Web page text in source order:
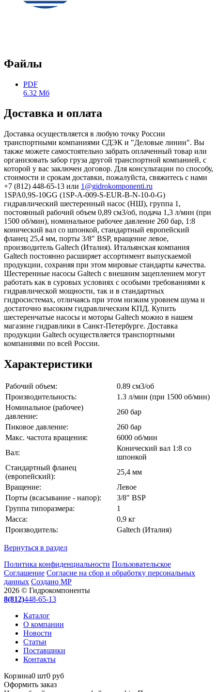
Файлы
PDF
6.32 Мб
Доставка и оплата
Доставка осуществляется в любую точку России
транспортными компаниями СДЭК и "Деловые линии". Вы
также можете самостоятельно забрать оплаченный товар или
организовать забор груза другой транспортной компанией, с
которой у вас заключен договор. Для консультации по способу,
стоимости и срокам доставки, пожалуйста, свяжитесь с нами
+7 (812) 448-65-13 или 1@gidrokomponenti.ru
1SPA0,9S-10GG (1SP-A-009-S-EUR-B-N-10-0-G)
гидравлический шестеренный насос (НШ), группа 1,
постоянный рабочий объем 0,89 см3/об, подача 1,3 л/мин (при
1500 об/мин), номинальное рабочее давление 260 бар, 1:8
конический вал со шпонкой, стандартный европейский
фланец 25,4 мм, порты 3/8" BSP, вращение левое,
производитель Galtech (Италия). Итальянская компания
Galtech постоянно расширяет ассортимент выпускаемой
продукции, сохраняя при этом мировые стандарты качества.
Шестеренные насосы Galtech с внешним зацеплением могут
работать как в суровых условиях с особыми требованиями к
гидравлической мощности, так и в стандартных
гидросистемах, отличаясь при этом низким уровнем шума и
достаточно высоким гидравлическим КПД. Купить
шестеренчатые насосы и моторы Galtech можно в нашем
магазине гидравлики в Санкт-Петербурге. Доставка
продукции Galtech осуществляется транспортными
компаниями по всей России.
Характеристики
Рабочий объем:
0.89 см3/об
Производительность:
1.3 л/мин (при 1500 об/мин)
Номинальное (рабочее)
давление:
260 бар
Пиковое давление:
260 бар
Макс. частота вращения:
6000 об/мин
Вал:
Конический вал 1:8 со
шпонкой
Стандартный фланец
(европейский):
25,4 мм
Вращение:
Левое
Порты (всасывание - напор):
3/8" BSP
Группа типоразмера:
1
Масса:
0,9 кг
Производитель:
Galtech (Италия)
Вернуться в раздел
Политика конфиденциальности Пользовательское
Соглашение Согласие на сбор и обработку персональных
данных Создано МР
2026 © Гидрокомпоненты
8(812)448-65-13
Каталог
О компании
Новости
Статьи
Поставщики
Контакты
Корзина0 шт0 руб
Оформить заказ